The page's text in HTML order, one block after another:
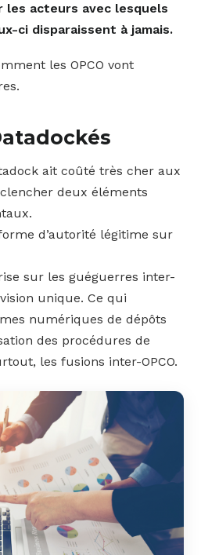
les acteurs avec lesquels
ci disparaissent à jamais.
les OPCO vont
ait coûté très cher aux
deux éléments
d’autorité légitime sur
sur les guéguerres inter-
unique. Ce qui
numériques de dépôts
des procédures de
les fusions inter-OPCO.